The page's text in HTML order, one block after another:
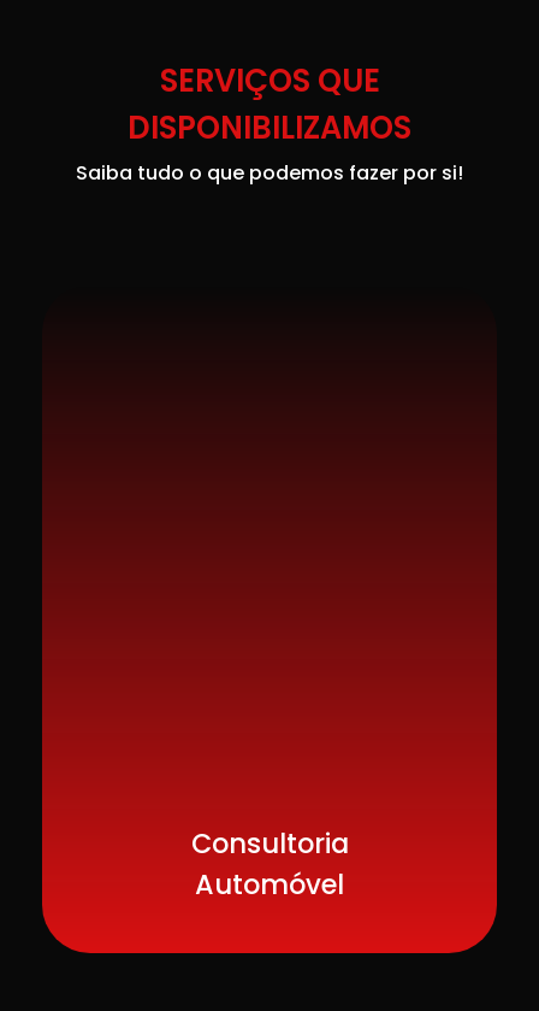
SERVIÇOS QUE
DISPONIBILIZAMOS
Saiba tudo o que podemos fazer por si!
Consultoria
Automóvel